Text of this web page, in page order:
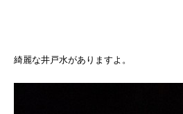
綺麗な井戸水がありますよ。